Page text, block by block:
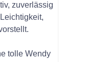
zuverlässig
tolle Wendy